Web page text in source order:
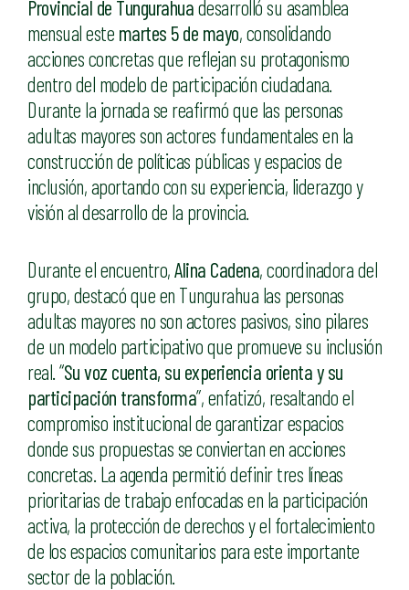
Provincial de Tungurahuadesarrolló su asamblea
mensual este martes 5 de mayo, consolidando
acciones concretas que reflejan su protagonismo
dentro del modelo de participación ciudadana.
Durante la jornada se reafirmó que las personas
adultas mayores son actores fundamentales en la
construcción de políticas públicas y espacios de
inclusión, aportando con su experiencia, liderazgo y
visión al desarrollo de la provincia.
Durante el encuentro,Alina Cadena, coordinadora del
grupo, destacó que en Tungurahua las personas
adultas mayores no son actores pasivos, sino pilares
de un modelo participativo que promueve su inclusión
real. “Su voz cuenta, su experiencia orienta y su
participación transforma”, enfatizó, resaltando el
compromiso institucional de garantizar espacios
donde sus propuestas se conviertan en acciones
concretas. La agenda permitió definir tres líneas
prioritarias de trabajo enfocadas en la participación
activa, la protección de derechos y el fortalecimiento
de los espacios comunitarios para este importante
sector de la población.